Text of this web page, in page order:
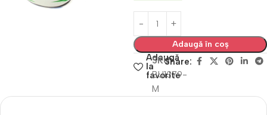
Adaugă în coș
Adaugă
la
favorite
SKU
BU1379-
M
Share: